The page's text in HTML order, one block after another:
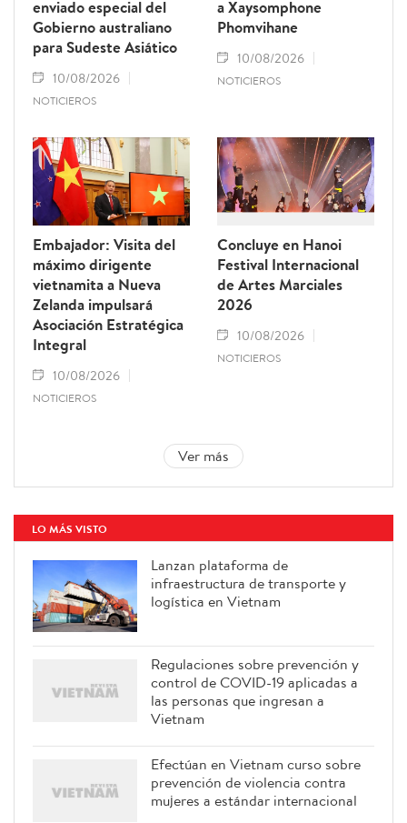
enviado especial del
Gobierno australiano
para Sudeste Asiático
10/08/2026
NOTICIEROS
a Xaysomphone
Phomvihane
10/08/2026
NOTICIEROS
Embajador: Visita del
máximo dirigente
vietnamita a Nueva
Zelanda impulsará
Asociación Estratégica
Integral
10/08/2026
NOTICIEROS
Concluye en Hanoi
Festival Internacional
de Artes Marciales
2026
10/08/2026
NOTICIEROS
Ver más
LO MÁS VISTO
Lanzan plataforma de
infraestructura de transporte y
logística en Vietnam
Regulaciones sobre prevención y
control de COVID-19 aplicadas a
las personas que ingresan a
Vietnam
Efectúan en Vietnam curso sobre
prevención de violencia contra
mujeres a estándar internacional